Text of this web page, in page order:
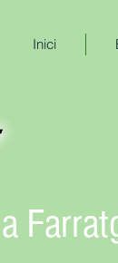
Fa
Inici